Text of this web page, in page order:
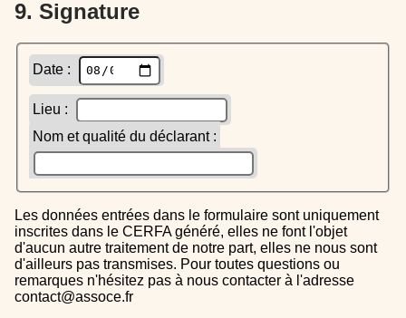
9. Signature
Date :
Lieu :
Nom et qualité du déclarant :
Les données entrées dans le formulaire sont uniquement
inscrites dans le CERFA généré, elles ne font l'objet
d'aucun autre traitement de notre part, elles ne nous sont
d'ailleurs pas transmises. Pour toutes questions ou
remarques n'hésitez pas à nous contacter à l'adresse
contact@assoce.fr